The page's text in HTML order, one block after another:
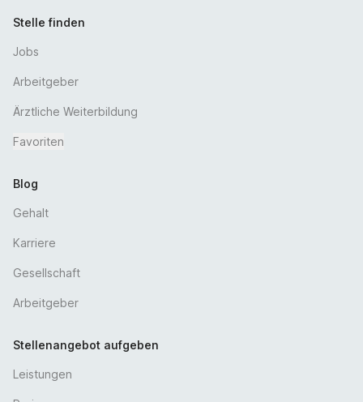
Stelle finden
Jobs
Arbeitgeber
Ärztliche Weiterbildung
Favoriten
Blog
Gehalt
Karriere
Gesellschaft
Arbeitgeber
Stellenangebot aufgeben
Leistungen